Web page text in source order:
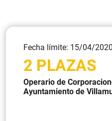
Fecha límite: 15/04/2020
2 PLAZAS
Operario de
Ayuntamiento de